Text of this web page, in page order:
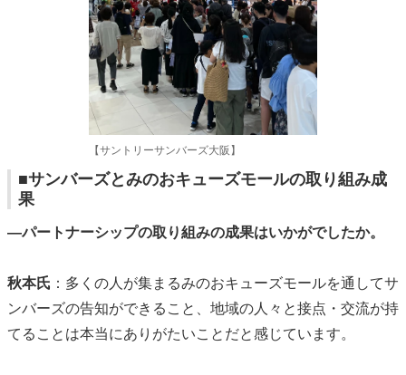
【サントリーサンバーズ大阪】
■サンバーズとみのおキューズモールの取り組み成
果
―パートナーシップの取り組みの成果はいかがでしたか。
秋本氏 ：多くの人が集まるみのおキューズモールを通してサ
ンバーズの告知ができること、地域の人々と接点・交流が持
てることは本当にありがたいことだと感じています。